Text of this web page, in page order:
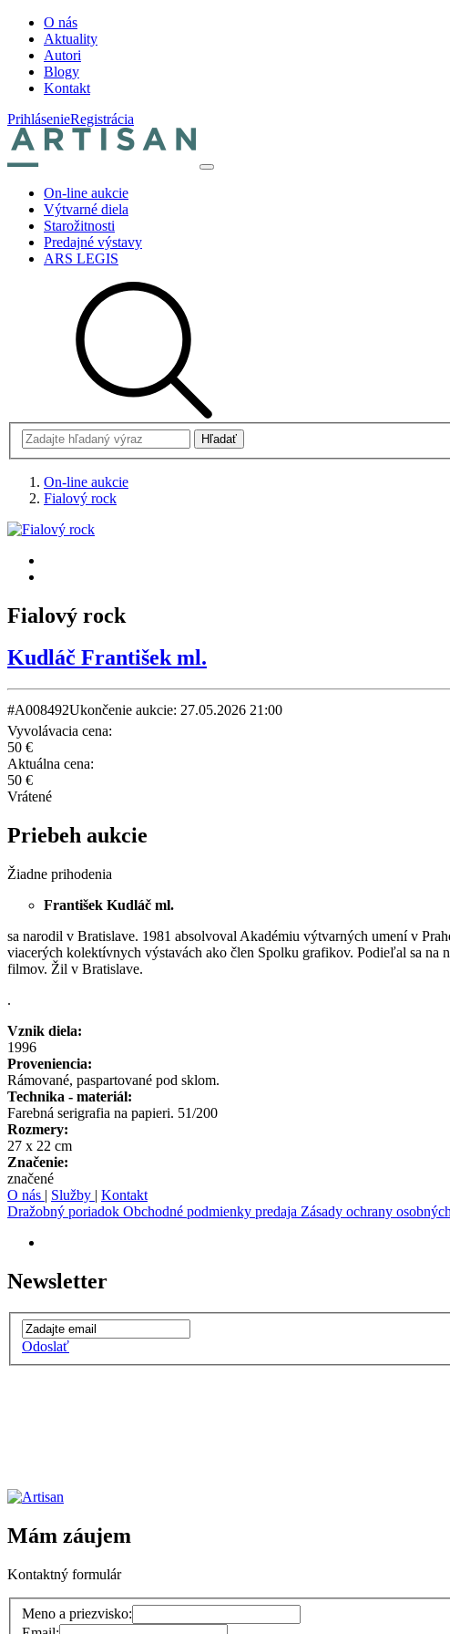
O nás
Aktuality
Autori
Blogy
Kontakt
PrihlásenieRegistrácia
On-line aukcie
Výtvarné diela
Starožitnosti
Predajné výstavy
ARS LEGIS
On-line aukcie
Fialový rock
Fialový rock
Kudláč František ml.
#A008492Ukončenie aukcie: 27.05.2026 21:00
Vyvolávacia cena:
50 €
Aktuálna cena:
50 €
Vrátené
Priebeh aukcie
Žiadne prihodenia
František Kudláč ml.
sa narodil v Bratislave. 1981 absolvoval Akadémiu výtvarných umení v
viacerých kolektívnych výstavách ako člen Spolku grafikov. Podieľal sa
filmov. Žil v Bratislave.
.
Vznik diela:
1996
Proveniencia:
Rámované, paspartované pod sklom.
Technika - materiál:
Farebná serigrafia na papieri. 51/200
Rozmery:
27 x 22 cm
Značenie:
značené
O nás | Služby | Kontakt
Dražobný poriadok Obchodné podmienky predaja Zásady ochrany
Newsletter
Odoslať
Mám záujem
Kontaktný formulár
Meno a priezvisko: